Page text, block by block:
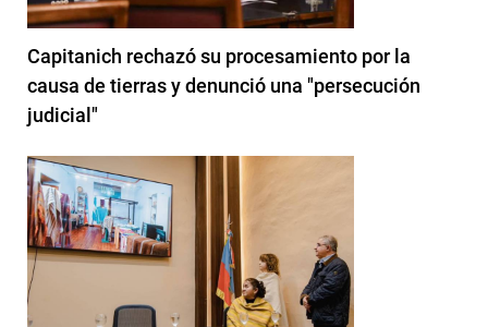
Capitanich rechazó su procesamiento por la
causa de tierras y denunció una "persecución
judicial"